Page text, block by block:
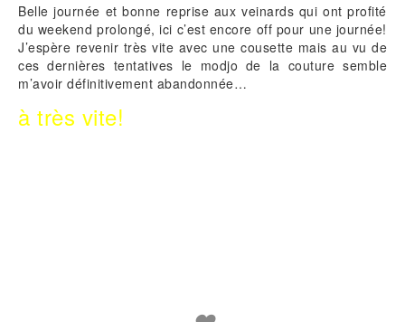
Belle journée et bonne reprise aux veinards qui ont profité
du weekend prolongé, ici c’est encore off pour une journée!
J’espère revenir très vite avec une cousette mais au vu de
ces dernières tentatives le modjo de la couture semble
m’avoir définitivement abandonnée…
à très vite!